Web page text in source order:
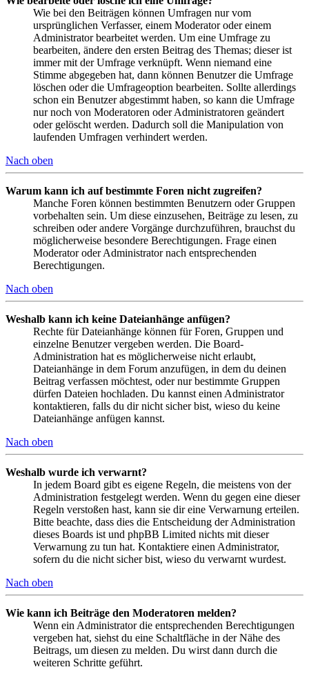
Wie bei den Beiträgen können Umfragen nur vom
ursprünglichen Verfasser, einem Moderator oder einem
Administrator bearbeitet werden. Um eine Umfrage zu
bearbeiten, ändere den ersten Beitrag des Themas; dieser ist
immer mit der Umfrage verknüpft. Wenn niemand eine
Stimme abgegeben hat, dann können Benutzer die Umfrage
löschen oder die Umfrageoption bearbeiten. Sollte allerdings
schon ein Benutzer abgestimmt haben, so kann die Umfrage
nur noch von Moderatoren oder Administratoren geändert
oder gelöscht werden. Dadurch soll die Manipulation von
laufenden Umfragen verhindert werden.
Nach oben
Warum kann ich auf bestimmte Foren nicht zugreifen?
Manche Foren können bestimmten Benutzern oder Gruppen
vorbehalten sein. Um diese einzusehen, Beiträge zu lesen, zu
schreiben oder andere Vorgänge durchzuführen, brauchst du
möglicherweise besondere Berechtigungen. Frage einen
Moderator oder Administrator nach entsprechenden
Berechtigungen.
Nach oben
Weshalb kann ich keine Dateianhänge anfügen?
Rechte für Dateianhänge können für Foren, Gruppen und
einzelne Benutzer vergeben werden. Die Board-
Administration hat es möglicherweise nicht erlaubt,
Dateianhänge in dem Forum anzufügen, in dem du deinen
Beitrag verfassen möchtest, oder nur bestimmte Gruppen
dürfen Dateien hochladen. Du kannst einen Administrator
kontaktieren, falls du dir nicht sicher bist, wieso du keine
Dateianhänge anfügen kannst.
Nach oben
Weshalb wurde ich verwarnt?
In jedem Board gibt es eigene Regeln, die meistens von der
Administration festgelegt werden. Wenn du gegen eine dieser
Regeln verstoßen hast, kann sie dir eine Verwarnung erteilen.
Bitte beachte, dass dies die Entscheidung der Administration
dieses Boards ist und phpBB Limited nichts mit dieser
Verwarnung zu tun hat. Kontaktiere einen Administrator,
sofern du die nicht sicher bist, wieso du verwarnt wurdest.
Nach oben
Wie kann ich Beiträge den Moderatoren melden?
Wenn ein Administrator die entsprechenden Berechtigungen
vergeben hat, siehst du eine Schaltfläche in der Nähe des
Beitrags, um diesen zu melden. Du wirst dann durch die
weiteren Schritte geführt.